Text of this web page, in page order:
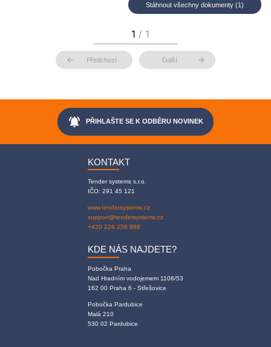
Stáhnout všechny dokumenty (1)
arrow_back Předchozí Další arrow_forward
notifications_active PŘIHLAŠTE SE K ODBĚRU NOVINEK
KONTAKT
Tender systems s.r.o.
IČO: 291 45 121
www.tendersystems.cz
support@tendersystems.cz
+420 226 258 888
KDE NÁS NAJDETE?
Pobočka Praha
Nad Hradním vodojemem 1108/53
162 00 Praha 6 - Střešovice
Pobočka Pardubice
Malá 210
530 02 Pardubice